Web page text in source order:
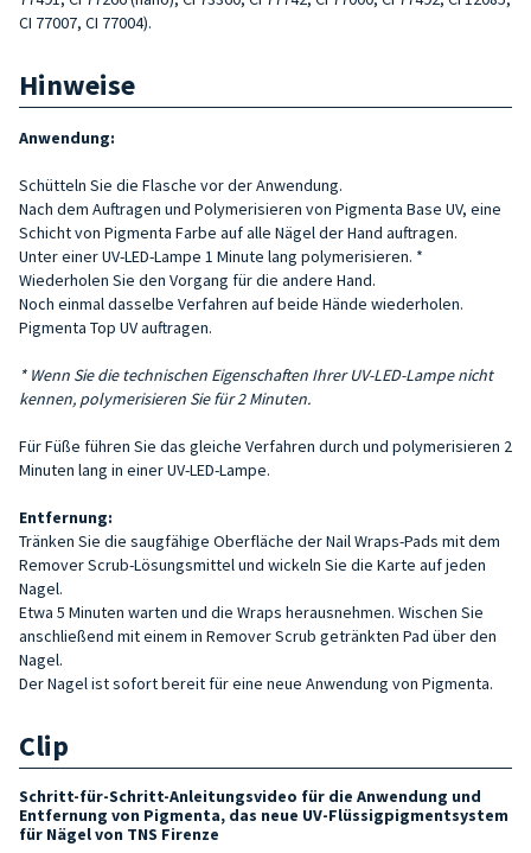
CI 77007, CI 77004).
Hinweise
Anwendung:
Schütteln Sie die Flasche vor der Anwendung.
Nach dem Auftragen und Polymerisieren von Pigmenta Base UV, eine
Schicht von Pigmenta Farbe auf alle Nägel der Hand auftragen.
Unter einer UV-LED-Lampe 1 Minute lang polymerisieren. *
Wiederholen Sie den Vorgang für die andere Hand.
Noch einmal dasselbe Verfahren auf beide Hände wiederholen.
Pigmenta Top UV auftragen.
* Wenn Sie die technischen Eigenschaften Ihrer UV-LED-Lampe nicht
kennen, polymerisieren Sie für 2 Minuten.
Für Füße führen Sie das gleiche Verfahren durch und polymerisieren 2
Minuten lang in einer UV-LED-Lampe.
Entfernung:
Tränken Sie die saugfähige Oberfläche der Nail Wraps-Pads mit dem
Remover Scrub-Lösungsmittel und wickeln Sie die Karte auf jeden
Nagel.
Etwa 5 Minuten warten und die Wraps herausnehmen. Wischen Sie
anschließend mit einem in Remover Scrub getränkten Pad über den
Nagel.
Der Nagel ist sofort bereit für eine neue Anwendung von Pigmenta.
Clip
Schritt-für-Schritt-Anleitungsvideo für die Anwendung und
Entfernung von Pigmenta, das neue UV-Flüssigpigmentsystem
für Nägel von TNS Firenze